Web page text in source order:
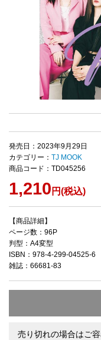
発売日：2023年9月29日
カテゴリー： TJ MOOK
商品コード：TD045256
1,210 円(税込)
【商品詳細】
ページ数：96P
判型：A4変型
ISBN：978-4-299-04525-6
雑誌：66681-83
売り切れの場合はご